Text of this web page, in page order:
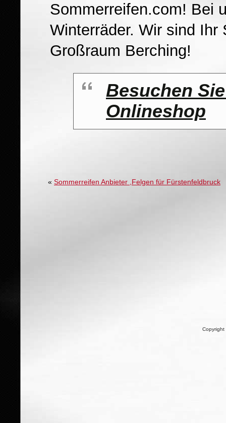
Sommerreifen.com! Bei
Winterräder. Wir sind
Großraum Berching!
Besuchen
Onlineshop
« Sommerreifen Anbieter ,Felgen für Fürstenfeldbruck
Copyright